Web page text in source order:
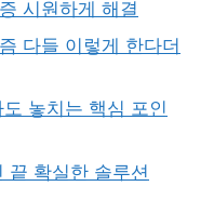
시원하게 해결
다들 이렇게 한다더
놓치는 핵심 포인
끝 확실한 솔루션